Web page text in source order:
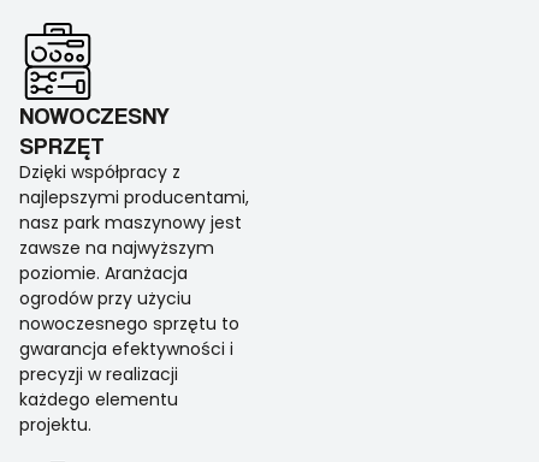
NOWOCZESNY
SPRZĘT
Dzięki współpracy z
najlepszymi producentami,
nasz park maszynowy jest
zawsze na najwyższym
poziomie. Aranżacja
ogrodów przy użyciu
nowoczesnego sprzętu to
gwarancja efektywności i
precyzji w realizacji
każdego elementu
projektu.